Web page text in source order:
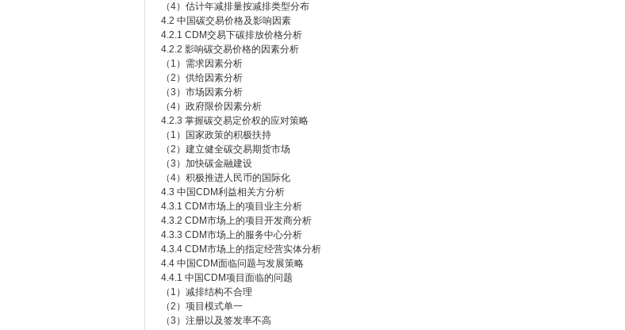
（4）估计年减排量按减排类型分布
4.2 中国碳交易价格及影响因素
4.2.1 CDM交易下碳排放价格分析
4.2.2 影响碳交易价格的因素分析
（1）需求因素分析
（2）供给因素分析
（3）市场因素分析
（4）政府限价因素分析
4.2.3 掌握碳交易定价权的应对策略
（1）国家政策的积极扶持
（2）建立健全碳交易期货市场
（3）加快碳金融建设
（4）积极推进人民币的国际化
4.3 中国CDM利益相关方分析
4.3.1 CDM市场上的项目业主分析
4.3.2 CDM市场上的项目开发商分析
4.3.3 CDM市场上的服务中心分析
4.3.4 CDM市场上的指定经营实体分析
4.4 中国CDM面临问题与发展策略
4.4.1 中国CDM项目面临的问题
（1）减排结构不合理
（2）项目模式单一
（3）注册以及签发率不高